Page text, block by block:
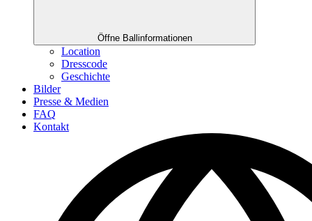
Öffne Ballinformationen
Location
Dresscode
Geschichte
Bilder
Presse & Medien
FAQ
Kontakt